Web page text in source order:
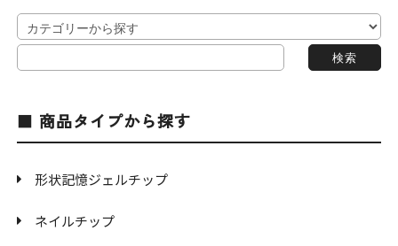
商品タイプから探す
形状記憶ジェルチップ
ネイルチップ